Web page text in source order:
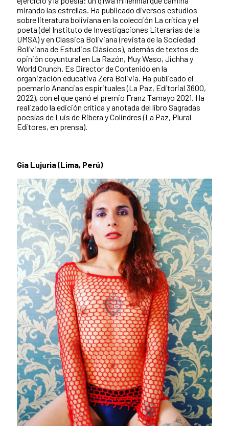
mirando las estrellas. Ha publicado diversos estudios
sobre literatura boliviana en la colección La crítica y el
poeta (del Instituto de Investigaciones Literarias de la
UMSA) y en Classica Boliviana (revista dela Sociedad
Boliviana de Estudios Clásicos), además de textos de
opinión coyuntural en La Razón, Muy Waso, Jichha y
World Crunch. Es Director de Contenido en la
organización educativa Zera Bolivia. Ha publicado el
poemario Anancias espirituales (La Paz, Editorial 3600,
2022), con el que ganó el premio Franz Tamayo 2021. Ha
realizado la edición crítica y anotada del libro Sagradas
poesías de Luis de Ribera y Colindres (La Paz, Plural
Editores, en prensa).
Gia Lujuria (Lima, Perú)